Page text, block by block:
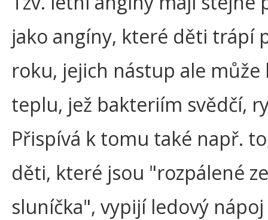
jako angíny, které děti trápí
roku, jejich nástup ale
teplu, jež bakteriím svědčí,
Přispívá k tomu také např.
děti, které jsou "rozpálené ze
sluníčka", vypijí ledový